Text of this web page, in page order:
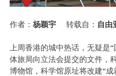
作者： 杨颖宇 转载自： 自由
上周香港的城中热话，无疑是
体旅局向立法会提交的文件，
博物馆，科学馆原址将改建“